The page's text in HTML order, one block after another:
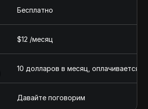
Бесплатно
$12 /месяц
10 долларов в месяц, оплачивается
Давайте поговорим